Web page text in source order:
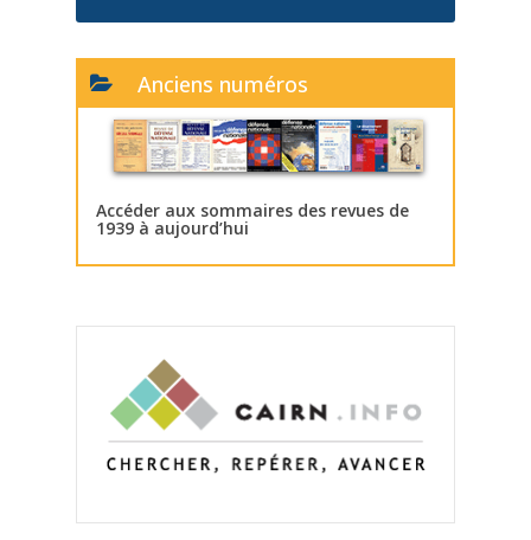
Anciens numéros
Accéder aux sommaires des revues de
1939 à aujourd’hui